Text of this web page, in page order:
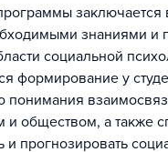
заключается
знаниями и
социальной
формирование у
понимания
и обществом, а также
и прогнозировать